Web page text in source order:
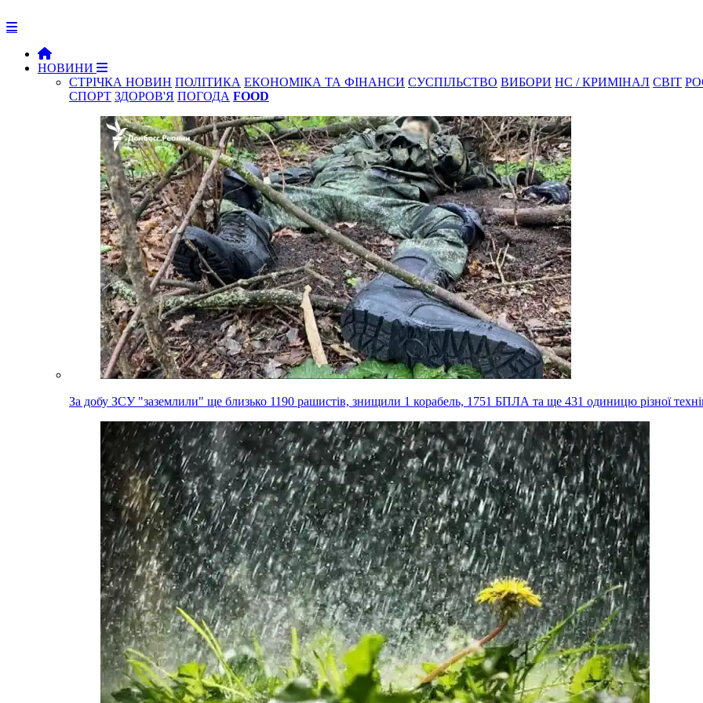
НОВИНИ
СТРІЧКА НОВИН ПОЛІТИКА ЕКОНОМІКА ТА ФІНАНСИ СУСПІЛЬСТВО ВИБОРИ НС / КРИМІНАЛ СВІТ
СПОРТ ЗДОРОВ'Я ПОГОДА FOOD
За добу ЗСУ "заземлили" ще близько 1190 рашистів, знищили 1 корабель, 1751 БПЛА та ще 431 одиницю різної